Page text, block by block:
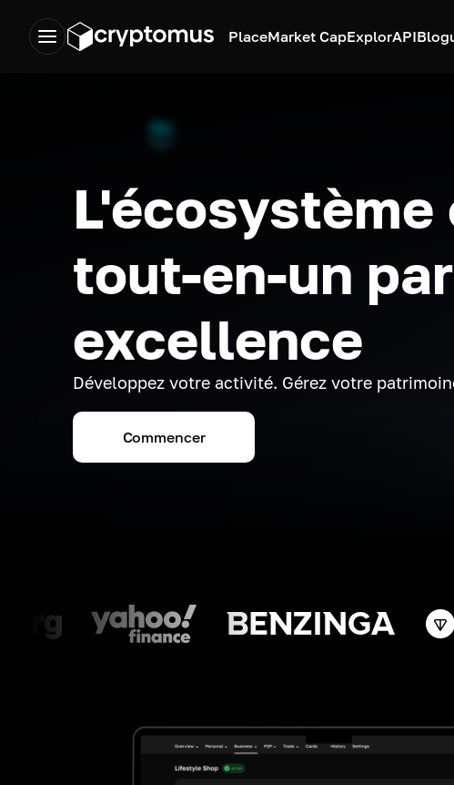
PlaceMarket CapExplorAPI
tout-en-un par
excellence
Développez votre activité. Gérez votre
Commencer